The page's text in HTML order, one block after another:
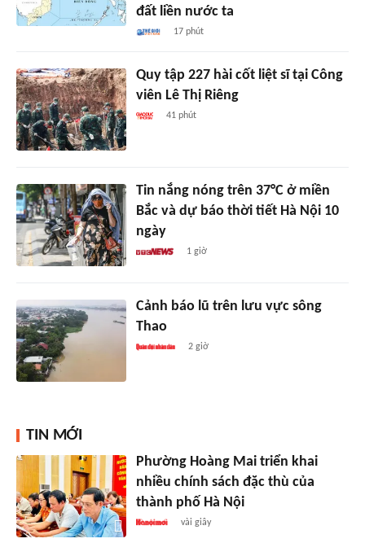
đất liền nước ta
17 phút
Quy tập 227 hài cốt liệt sĩ tại Công
viên Lê Thị Riêng
41 phút
Tin nắng nóng trên 37°C ở miền
Bắc và dự báo thời tiết Hà Nội 10
ngày
1 giờ
Cảnh báo lũ trên lưu vực sông
Thao
2 giờ
TIN MỚI
Phường Hoàng Mai triển khai
nhiều chính sách đặc thù của
thành phố Hà Nội
vài giây